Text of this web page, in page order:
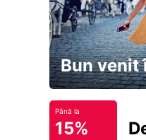
Bun venit
Până la
15%